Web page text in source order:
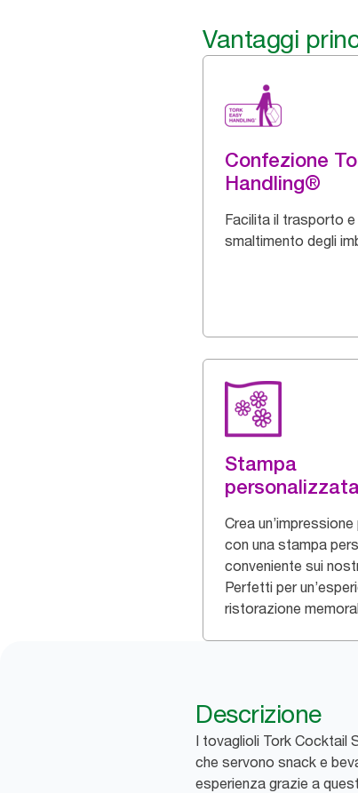
Vantaggi
Confezione
Handling®
Facilita il trasporto e
smaltimento degli
Stampa
Crea
con una stampa
conveniente sui
Perfetti per
ristorazione
Descrizione
I tovaglioli Tork Cocktail
che servono snack e
esperienza grazie a